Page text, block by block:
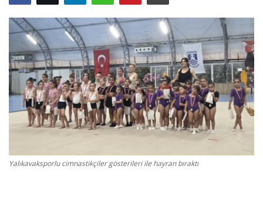
Çevre
Gizlilik Politikası
Reklam ve İşbirliği
Bodrum Trafik Yoğunluk Haritası
Turizm
Siyaset
Yalıkavaksporlu cimnastikçiler gösterileri ile hayran bıraktı